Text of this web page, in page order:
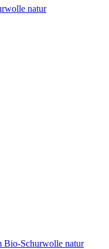
natur
Bio-Schurwolle natur